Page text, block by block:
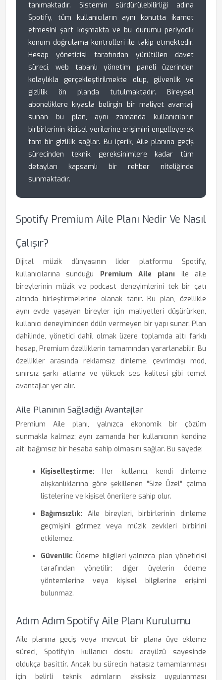
tanımaktadır. Sistemin sürdürülebilirliği adına
Spotify, tüm kullanıcıların aynı konutta ikamet
etmesini şart koşmakta ve bu durumu periyodik
konum doğrulama kontrolleri ile takip etmektedir.
Hesap yöneticisi tarafından yürütülen davet
süreci, web tabanlı yönetim paneli üzerinden
kolaylıkla gerçekleştirilmekte olup, güvenlik ve
gizlilik ön planda tutulmaktadır. Bireysel
aboneliklere kıyasla belirgin bir maliyet avantajı
sunan bu plan, aynı zamanda kullanıcıların
birbirlerinin kişisel verilerine erişimini engelleyerek
tam bir gizlilik sağlar. Bu içerik, Aile planına geçiş
sürecinden teknik gereksinimlere kadar tüm
detayları kapsamlı bir rehber niteliğinde
sunmaktadır.
Spotify Premium Aile Planı Nedir Ve Nasıl
Çalışır?
Dijital müzik dünyasının lider platformu Spotify,
kullanıcılarına sunduğu Premium Aile planı ile aile
bireylerinin müzik ve podcast deneyimlerini tek bir çatı
altında birleştirmelerine olanak tanır. Bu plan, özellikle
aynı evde yaşayan bireyler için maliyetleri düşürürken,
kullanıcı deneyiminden ödün vermeyen bir yapı sunar. Plan
dahilinde, yönetici dahil olmak üzere toplamda altı farklı
hesap, Premium özelliklerin tamamından yararlanabilir. Bu
özellikler arasında reklamsız dinleme, çevrimdışı mod,
sınırsız şarkı atlama ve yüksek ses kalitesi gibi temel
avantajlar yer alır.
Aile Planının Sağladığı Avantajlar
Premium Aile planı, yalnızca ekonomik bir çözüm
sunmakla kalmaz; aynı zamanda her kullanıcının kendine
ait, bağımsız bir hesaba sahip olmasını sağlar. Bu sayede:
Kişiselleştirme: Her kullanıcı, kendi dinleme
alışkanlıklarına göre şekillenen "Size Özel" çalma
listelerine ve kişisel önerilere sahip olur.
Bağımsızlık: Aile bireyleri, birbirlerinin dinleme
geçmişini görmez veya müzik zevkleri birbirini
etkilemez.
Güvenlik: Ödeme bilgileri yalnızca plan yöneticisi
tarafından yönetilir; diğer üyelerin ödeme
yöntemlerine veya kişisel bilgilerine erişimi
bulunmaz.
Adım Adım Spotify Aile Planı Kurulumu
Aile planına geçiş veya mevcut bir plana üye ekleme
süreci, Spotify'ın kullanıcı dostu arayüzü sayesinde
oldukça basittir. Ancak bu sürecin hatasız tamamlanması
için belirli teknik adımların eksiksiz uygulanması